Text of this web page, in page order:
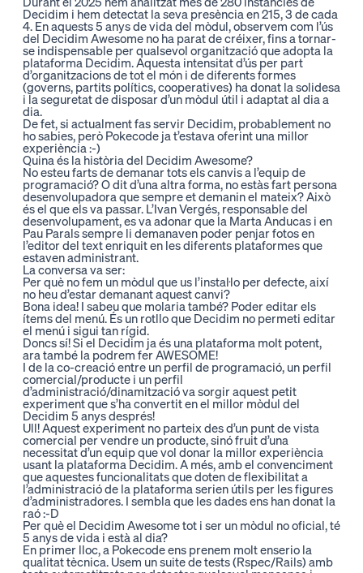
Decidim i hem detectat la seva presència en 215,3 de cada
4. En aquests 5 anys de vida del mòdul, observem com l’ús
del Decidim Awesome no ha parat de créixer, fins a tornar-
se indispensable per qualsevol organització que adopta la
plataforma Decidim. Aquesta intensitat d’ús per part
d’organitzacions de tot el món i de diferents formes
(governs, partits polítics, cooperatives) ha donat la solidesa
i la seguretat de disposar d’un mòdul útil i adaptat al dia a
dia.
De fet, si actualment fas servir Decidim, probablement no
ho sabies, però Pokecode ja t’estava oferint una millor
experiència :-)
Quina és la història del Decidim Awesome?
No esteu farts de demanar tots els canvis a l’equip de
programació? O dit d’una altra forma, no estàs fart persona
desenvolupadora que sempre et demanin el mateix? Això
és el que els va passar. L’Ivan Vergés, responsable del
desenvolupament, es va adonar que la Marta Anducas i en
Pau Parals sempre li demanaven poder penjar fotos en
l’editor del text enriquit en les diferents plataformes que
estaven administrant.
La conversa va ser:
Per què no fem un mòdul que us l’instal·lo per defecte, així
no heu d’estar demanant aquest canvi?
Bona idea! I sabeu que molaria també? Poder editar els
ítems del menú. És un rotllo que Decidim no permeti editar
el menú i sigui tan rígid.
Doncs sí! Si el Decidim ja és una plataforma molt potent,
ara també la podrem ferAWESOME!
I de la co-creació entre un perfil de programació, un perfil
comercial/producte i un perfil
d’administració/dinamització va sorgir aquest petit
experiment que s’ha convertit en el millor mòdul del
Decidim 5 anys després!
Ull! Aquest experiment no parteix des d’un punt de vista
comercial per vendre un producte, sinó fruit d’una
necessitat d’un equip que vol donar la millor experiència
usant la plataforma Decidim. A més, amb el convenciment
que aquestes funcionalitats que doten de flexibilitat a
l’administració de la plataforma serien útils per les figures
d’administradores. I sembla que les dades ens han donat la
raó :-D
Per què el Decidim Awesome tot i ser un mòdul no oficial, té
5 anys de vida i està al dia?
En primer lloc, a Pokecode ens prenem molt enserio la
qualitat tècnica. Usem un suite de tests (Rspec/Rails) amb